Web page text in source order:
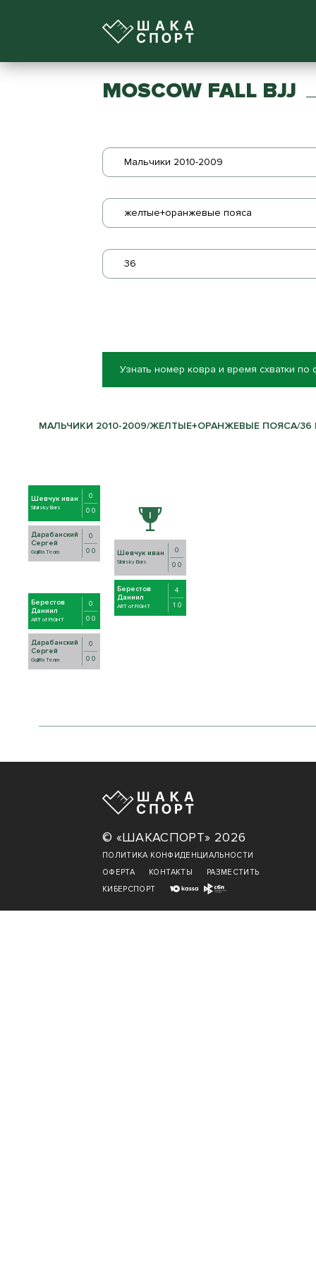
MOSCOW FALL BJJ
Мальчики 2010-2009
желтые+оранжевые пояса
36
Узнать номер ковра и время схватки по
МАЛЬЧИКИ 2010-2009/ЖЕЛТЫЕ+ОРАНЖЕВЫЕ ПОЯСА/36
Шевчук иван
Sibirsky Bars
0
0 0
Дарабанский
Сергей
GojiRa Team
0
0 0
Берестов
Даниил
ART of FIGHT
0
0 0
Дарабанский
Сергей
GojiRa Team
0
0 0
Шевчук иван
Sibirsky Bars
0
0 0
Берестов
Даниил
ART of FIGHT
4
1 0
© «ШАКАСПОРТ» 2026
ПОЛИТИКА КОНФИДЕНЦИАЛЬНОСТИ
ОФЕРТА
КОНТАКТЫ
РАЗМЕСТИТЬ
КИБЕРСПОРТ